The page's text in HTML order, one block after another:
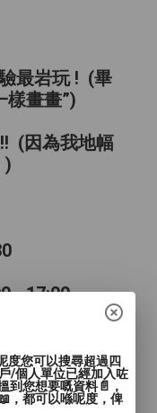
最岩玩 ! (畢
樣畫畫”)
(因為我地幅
)
- 17:00
趕走你, 所以
時間!!
您可以搜尋超過四
/個人單位已經加入咗
到您想要嘅資料📄，
，都可以喺呢度，俾